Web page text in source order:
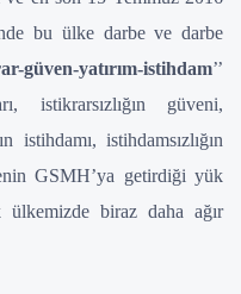
bu ülke darbe ve darbe
güven-yatırım-istihdam’’
istikrarsızlığın güveni,
istihdamı, istihdamsızlığın
GSMH’ya getirdiği yük
biraz daha ağır